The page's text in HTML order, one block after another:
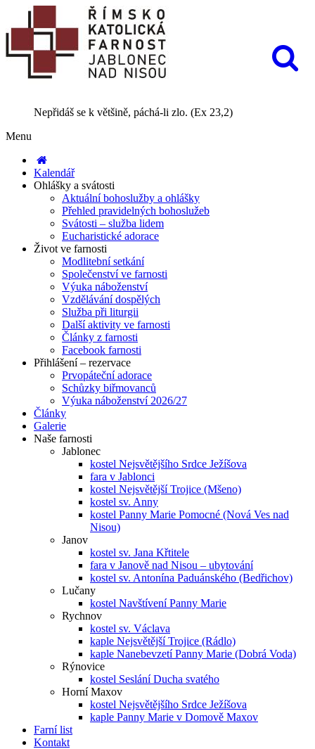
Nepřidáš se k většině, páchá-li zlo. (Ex 23,2)
Menu
Kalendář
Ohlášky a svátosti
Aktuální bohoslužby a ohlášky
Přehled pravidelných bohoslužeb
Svátosti – služba lidem
Eucharistické adorace
Život ve farnosti
Modlitební setkání
Společenství ve farnosti
Výuka náboženství
Vzdělávání dospělých
Služba při liturgii
Další aktivity ve farnosti
Články z farnosti
Facebook farnosti
Přihlášení – rezervace
Prvopáteční adorace
Schůzky biřmovanců
Výuka náboženství 2026/27
Články
Galerie
Naše farnosti
Jablonec
kostel Nejsvětějšího Srdce Ježíšova
fara v Jablonci
kostel Nejsvětější Trojice (Mšeno)
kostel sv. Anny
kostel Panny Marie Pomocné (Nová Ves nad
Nisou)
Janov
kostel sv. Jana Křtitele
fara v Janově nad Nisou – ubytování
kostel sv. Antonína Paduánského (Bedřichov)
Lučany
kostel Navštívení Panny Marie
Rychnov
kostel sv. Václava
kaple Nejsvětější Trojice (Rádlo)
kaple Nanebevzetí Panny Marie (Dobrá Voda)
Rýnovice
kostel Seslání Ducha svatého
Horní Maxov
kostel Nejsvětějšího Srdce Ježíšova
kaple Panny Marie v Domově Maxov
Farní list
Kontakt